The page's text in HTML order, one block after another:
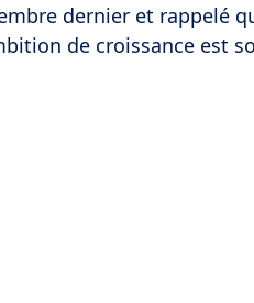
dernier et rappelé
de croissance est